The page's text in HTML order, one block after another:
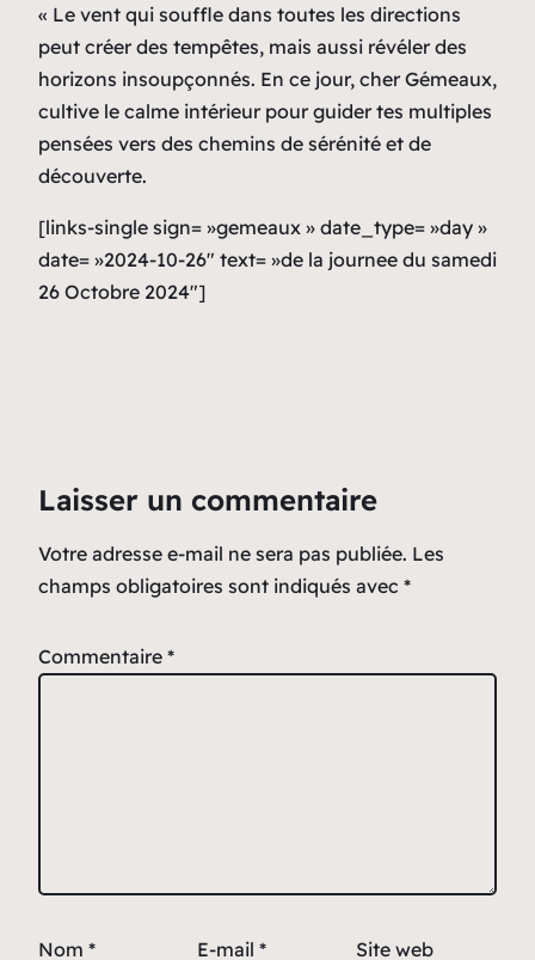
« Le vent qui souffle dans toutes les directions
peut créer des tempêtes, mais aussi révéler des
horizons insoupçonnés. En ce jour, cher Gémeaux,
cultive le calme intérieur pour guider tes multiples
pensées vers des chemins de sérénité et de
découverte.
[links-single sign= »gemeaux » date_type= »day »
date= »2024-10-26″ text= »de la journee du samedi
26 Octobre 2024″]
Laisser un commentaire
Votre adresse e-mail ne sera pas publiée. Les
champs obligatoires sont indiqués avec *
Commentaire *
Nom * E-mail * Site web